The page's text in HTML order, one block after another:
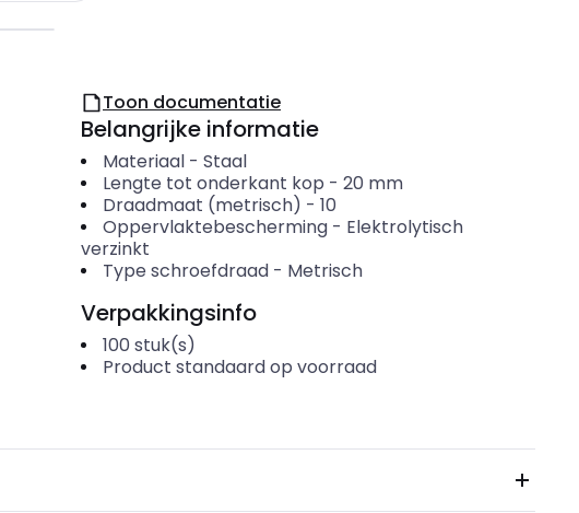
Toon documentatie
Belangrijke informatie
Materiaal- Staal
Lengte tot onderkant kop - 20 mm
Draadmaat (metrisch) - 10
Oppervlaktebescherming- Elektrolytisch
verzinkt
Type schroefdraad- Metrisch
Verpakkingsinfo
100 stuk(s)
Product standaard op voorraad